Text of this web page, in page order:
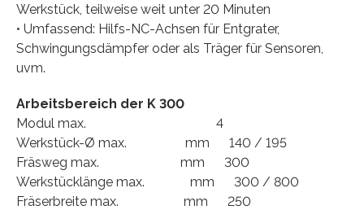
Werkstück, teilweise weit unter 20 Minuten
• Umfassend: Hilfs-NC-Achsen für Entgrater,
Schwingungsdämpfer oder als Träger für Sensoren,
uvm.
Arbeitsbereich der K 300
Modul max. 4
Werkstück-Ø max. mm 140 / 195
Fräsweg max. mm 300
Werkstücklänge max. mm 300 / 800
Fräserbreite max. mm 250